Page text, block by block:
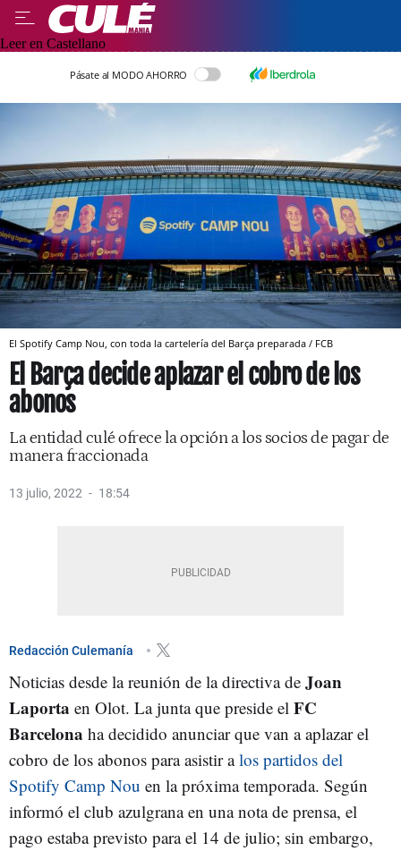
Leer en Castellano
Pásate al MODO AHORRO
El Spotify Camp Nou, con toda la cartelería del Barça preparada / FCB
El Barça decide aplazar el cobro de los
abonos
La entidad culé ofrece la opción a los socios de pagar de
manera fraccionada
13 julio, 2022 18:54
Redacción Culemanía
Noticias desde la reunión de la directiva de Joan
Laporta en Olot. La junta que preside el FC
Barcelona ha decidido anunciar que van a aplazar el
cobro de los abonos para asistir alos partidos del
Spotify Camp Nou en la próxima temporada. Según
informó el club azulgrana en una nota de prensa, el
pago estaba previsto para el 14 de julio; sin embargo,